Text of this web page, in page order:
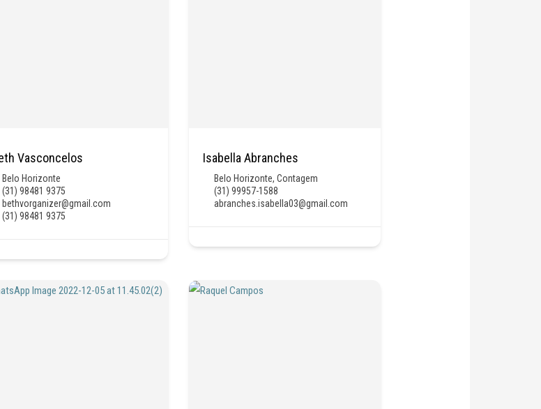
Vasconcelos
Belo Horizonte
(31) 98481 9375
bethvorganizer@gmail.com
(31) 98481 9375
Isabella Abranches
Belo Horizonte,Contagem
(31) 99957-1588
abranches.isabella03@gmail.com